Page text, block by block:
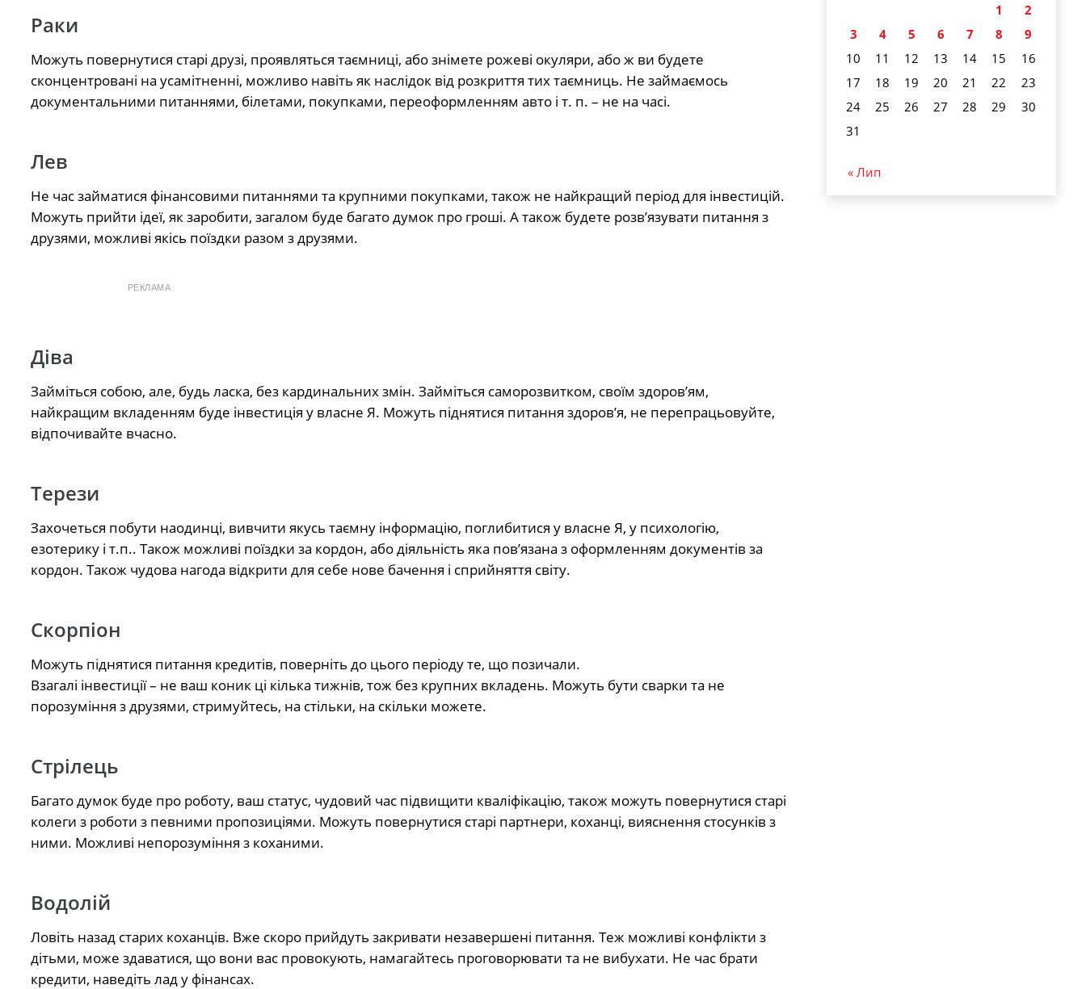
Раки
Можуть повернутися старі друзі, проявляться таємниці, або знімете рожеві окуляри, або ж ви будете
сконцентровані на усамітненні, можливо навіть як наслідок від розкриття тих таємниць. Не займаємось
документальними питаннями, білетами, покупками, переоформленням авто і т. п. – не на часі.
Лев
Не час займатися фінансовими питаннями та крупними покупками, також не найкращий період для інвестицій.
Можуть прийти ідеї, як заробити, загалом буде багато думок про гроші. А також будете розв’язувати питання з
друзями, можливі якісь поїздки разом з друзями.
РЕКЛАМА
Діва
Займіться собою, але, будь ласка, без кардинальних змін. Займіться саморозвитком, своїм здоров’ям,
найкращим вкладенням буде інвестиція у власне Я. Можуть піднятися питання здоров’я, не перепрацьовуйте,
відпочивайте вчасно.
Терези
Захочеться побути наодинці, вивчити якусь таємну інформацію, поглибитися у власне Я, у психологію,
езотерику і т.п.. Також можливі поїздки за кордон, або діяльність яка пов’язана з оформленням документів за
кордон. Також чудова нагода відкрити для себе нове бачення і сприйняття світу.
Скорпіон
Можуть піднятися питання кредитів, поверніть до цього періоду те, що позичали.
Взагалі інвестиції – не ваш коник ці кілька тижнів, тож без крупних вкладень. Можуть бути сварки та не
порозуміння з друзями, стримуйтесь, на стільки, на скільки можете.
Стрілець
Багато думок буде про роботу, ваш статус, чудовий час підвищити кваліфікацію, також можуть повернутися старі
колеги з роботи з певними пропозиціями. Можуть повернутися старі партнери, коханці, вияснення стосунків з
ними. Можливі непорозуміння з коханими.
Водолій
Ловіть назад старих коханців. Вже скоро прийдуть закривати незавершені питання. Теж можливі конфлікти з
дітьми, може здаватися, що вони вас провокують, намагайтесь проговорювати та не вибухати. Не час брати
кредити, наведіть лад у фінансах.
1
2
3
4 5 6 7 8
9
10
11 12 13 14 15
16
17
18 19 20 21 22
23
24
25 26 27 28 29
30
31
« Лип